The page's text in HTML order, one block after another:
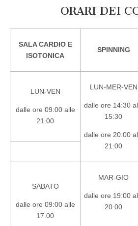
ORARI DEI
SALA CARDIO E
ISOTONICA
SPINNING
LUN-VEN
dalle ore 09:00 alle
21:00
LUN-MER-VEN
dalle ore 14:30
15:30
dalle ore 20:00
21:00
SABATO
dalle ore 09:00 alle
17:00
MAR-GIO
dalle ore 19:00
20:00